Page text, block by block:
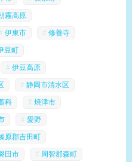
霧高原
伊東市 修善寺
豆町
伊豆高原
静岡市清水区
科 焼津市
愛野
原郡吉田町
田市 周智郡森町